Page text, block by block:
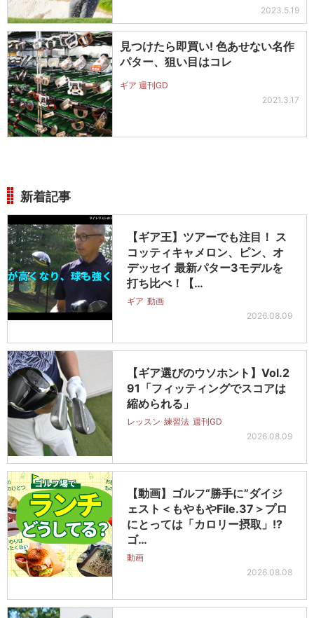
2023.5.19
見つけたら即買い! 色あせない名作
パター、狙い目はコレ
ギア 週刊GD
2021.3.17
新着記事
【ギア王】ツアーでも注目！ ス
コッティキャメロン、ピン、オ
デッセイ 最新パター3モデルを
打ち比べ！【…
ギア 動画
2026.08.09
【ギア選びのウソホント】Vol.2
91「フィッティングでスコアは
縮められる」
レッスン 練習法 週刊GD
2026.08.09
【動画】ゴルフ“勝手に”ダイジ
ェスト＜もやもやFile.37＞プロ
にとっては「カロリー摂取」!?
ゴ…
動画
2026.08.08